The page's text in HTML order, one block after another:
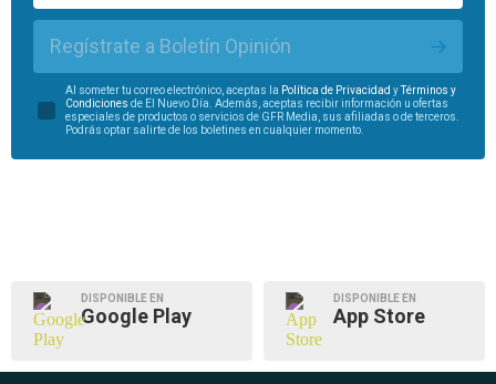
Regístrate a Boletín Opinión
Al someter tu correo electrónico, aceptas la Política de Privacidad y
Términos y
Condiciones de El Nuevo Día. Además, aceptas recibir información u ofertas
especiales de productos o servicios de GFR Media, sus afiliadas o de terceros.
Podrás optar salirte de los boletines en cualquier momento.
DISPONIBLE EN
Google Play
DISPONIBLE EN
App Store